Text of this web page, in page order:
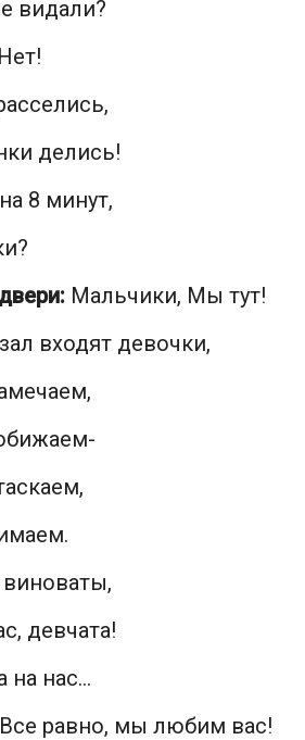
видали?
делись!
8 минут,
: Мальчики, Мы тут!
входят девочки,
девчата!
на нас…
равно, мы любим вас!